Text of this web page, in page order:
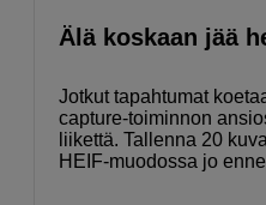
Älä koskaan jää
Jotkut tapahtumat
capture-toiminnon
liikettä. Tallenna 20
HEIF-muodossa jo